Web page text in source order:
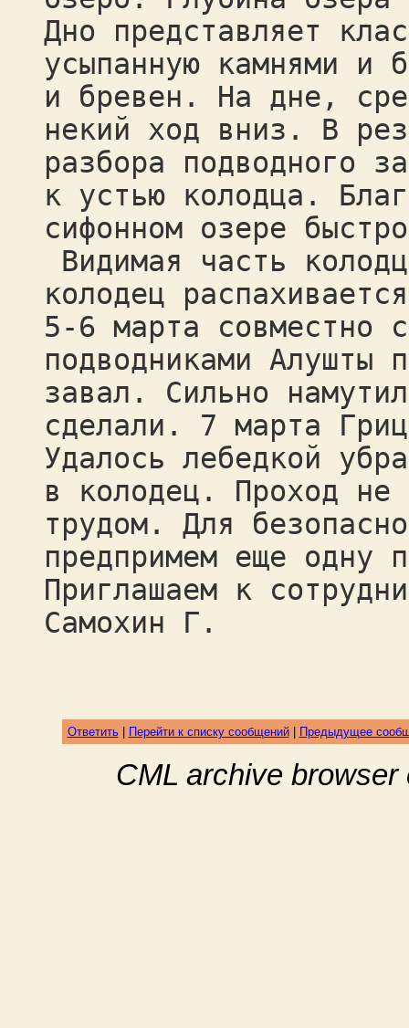
Дно представляет
усыпанную камнями и
и бревен. На дне,
некий ход вниз. В
разбора подводного
к устью колодца.
сифонном озере
Видимая часть
колодец
5-6 марта совместно
подводниками Алушты
завал. Сильно
сделали. 7 марта
Удалось лебедкой
в колодец. Проход не
трудом. Для
предпримем еще одну
Приглашаем к
Самохин Г.
Ответить| Перейти к списку сообщений| Предыдущее
CML archive